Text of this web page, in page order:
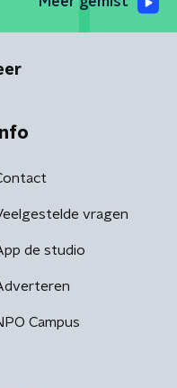
Info
vragen
de studio
Campus